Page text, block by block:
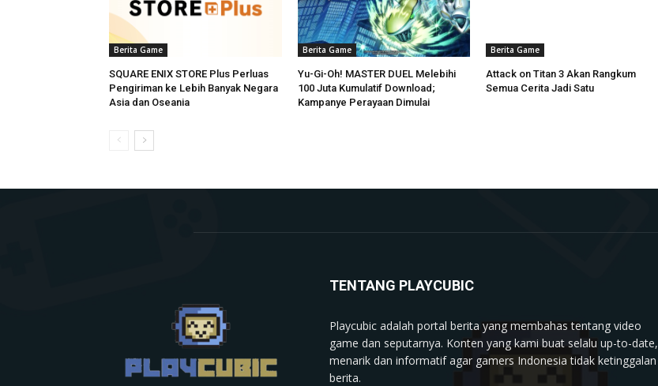
Berita Game
SQUARE ENIX STORE Plus Perluas
Pengiriman ke Lebih Banyak Negara
Asia dan Oseania
Berita Game
Yu-Gi-Oh! MASTER DUEL Melebihi
100 Juta Kumulatif Download;
Kampanye Perayaan Dimulai
Berita Game
Attack on Titan 3 Akan Rangkum
Semua Cerita Jadi Satu
TENTANG PLAYCUBIC
Playcubic adalah portal berita yang membahas tentang video
game dan seputarnya. Konten yang kami buat selalu up-to-date,
menarik dan informatif agar gamers Indonesia tidak ketinggalan
berita.